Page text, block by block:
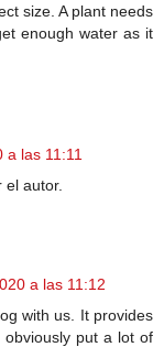
size. A plant needs
enough water as it
las 11:11
autor.
a las 11:12
with us. It provides
obviously put a lot of